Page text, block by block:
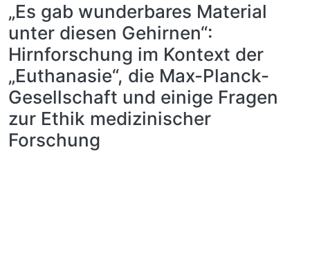
„Es gab wunderbares Material
unter diesen Gehirnen“:
Hirnforschung im Kontext der
„Euthanasie“, die Max-Planck-
Gesellschaft und einige Fragen
zur Ethik medizinischer
Forschung